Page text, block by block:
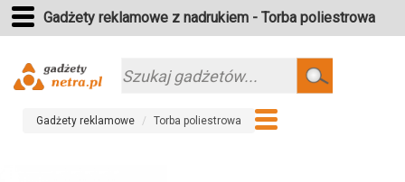
Gadżety reklamowe z nadrukiem - Torba poliestrowa
Szukaj
Gadżety reklamowe Torba poliestrowa